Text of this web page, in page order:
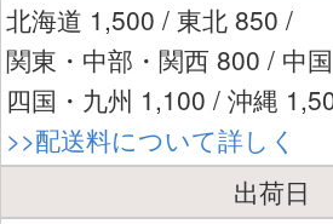
北海道 1,500 / 東北 850 /
関東・中部・関西 800 / 中
四国・九州 1,100 / 沖縄
>>配送料について詳しく
出荷日